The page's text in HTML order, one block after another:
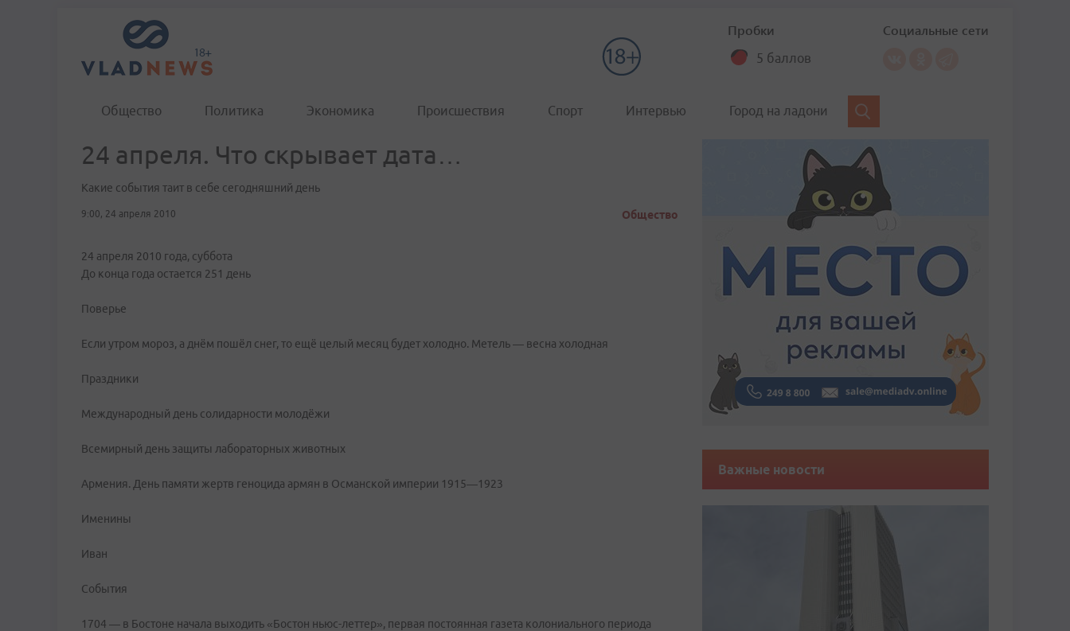
Пробки
5 баллов
Социальные сети
Общество Политика Экономика Происшествия Спорт Интервью Город на ладони
24 апреля. Что скрывает дата…
Какие события таит в себе сегодняшний день
9:00, 24 апреля 2010 Общество
24 апреля 2010 года, суббота
До конца года остается 251 день
Поверье
Если утром мороз, а днём пошёл снег, то ещё целый месяц будет холодно. Метель — весна холодная
Праздники
Международный день солидарности молодёжи
Всемирный день защиты лабораторных животных
Армения. День памяти жертв геноцида армян в Османской империи 1915—1923
Именины
Иван
События
1704 — в Бостоне начала выходить «Бостон ньюс-леттер», первая постоянная газета колониального периода
Важные новости